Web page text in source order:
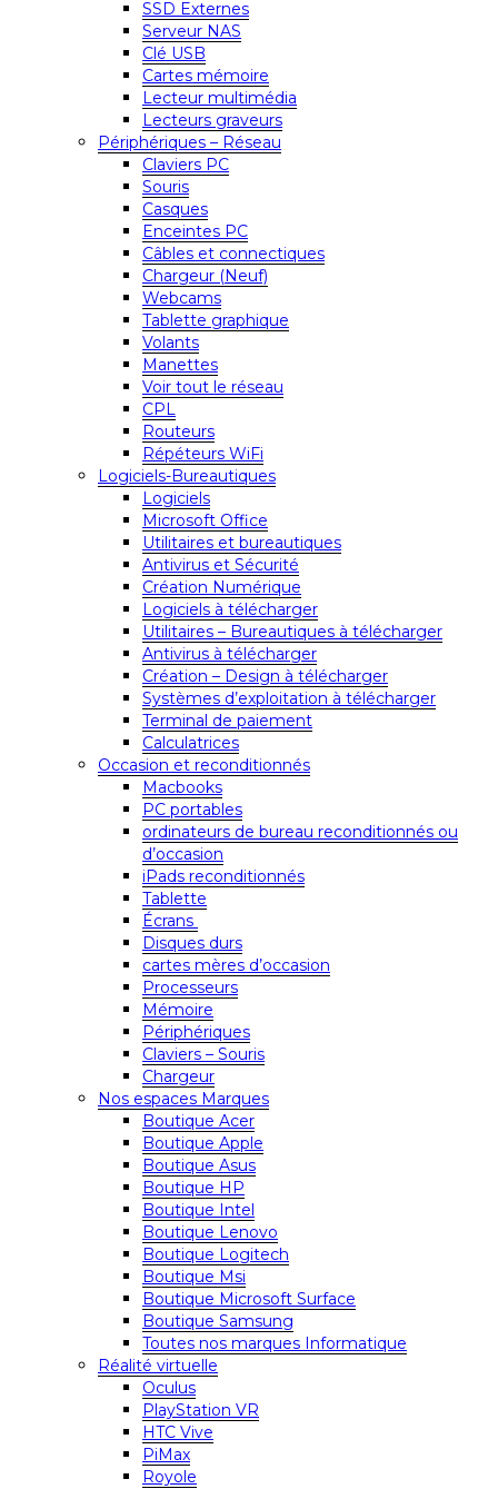
SSD Externes
Serveur NAS
Clé USB
Cartes mémoire
Lecteur multimédia
Lecteurs graveurs
Périphériques – Réseau
Claviers PC
Souris
Casques
Enceintes PC
Câbles et connectiques
Chargeur (Neuf)
Webcams
Tablette graphique
Volants
Manettes
Voir tout le réseau
CPL
Routeurs
Répéteurs WiFi
Logiciels-Bureautiques
Logiciels
Microsoft Office
Utilitaires et bureautiques
Antivirus et Sécurité
Création Numérique
Logiciels à télécharger
Utilitaires – Bureautiques à télécharger
Antivirus à télécharger
Création – Design à télécharger
Systèmes d’exploitation à télécharger
Terminal de paiement
Calculatrices
Occasion et reconditionnés
Macbooks
PC portables
ordinateurs de bureau reconditionnés ou
d’occasion
iPads reconditionnés
Tablette
Écrans
Disques durs
cartes mères d’occasion
Processeurs
Mémoire
Périphériques
Claviers – Souris
Chargeur
Nos espaces Marques
Boutique Acer
Boutique Apple
Boutique Asus
Boutique HP
Boutique Intel
Boutique Lenovo
Boutique Logitech
Boutique Msi
Boutique Microsoft Surface
Boutique Samsung
Toutes nos marques Informatique
Réalité virtuelle
Oculus
PlayStation VR
HTC Vive
PiMax
Royole